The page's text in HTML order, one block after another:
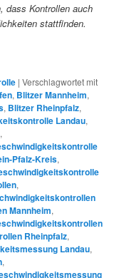
dass Kontrollen auch
stattfinden.
|Verschlagwortet mit
, Blitzer Mannheim,
, Blitzer Rheinpfalz,
Landau,
,
Pfalz-Kreis,
,
Mannheim,
Rheinpfalz,
Landau,
,